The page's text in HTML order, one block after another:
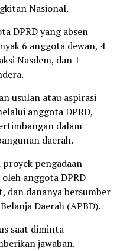
Nasional.
DPRD yang absen
6 anggota dewan, 4
Nasdem, dan 1
usulan atau aspirasi
anggota DPRD,
dalam
daerah.
proyek pengadaan
anggota DPRD
dan dananya bersumber
Daerah (APBD).
saat diminta
jawaban.